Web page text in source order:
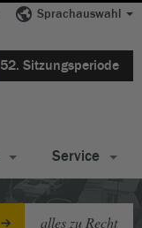
Sprachauswahl
52. Sitzungsperiode
Service
alles zu Recht